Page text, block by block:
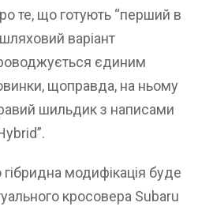
те, що готують “перший в
варіант
єдиним
щоправда, на ньому
шильдик з написами
модифікація буде
кросовера Subaru